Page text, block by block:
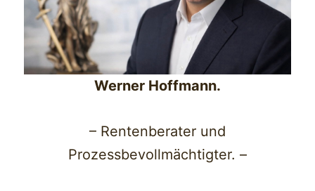
Werner Hoffmann.
– Rentenberater und
Prozessbevollmächtigter. –